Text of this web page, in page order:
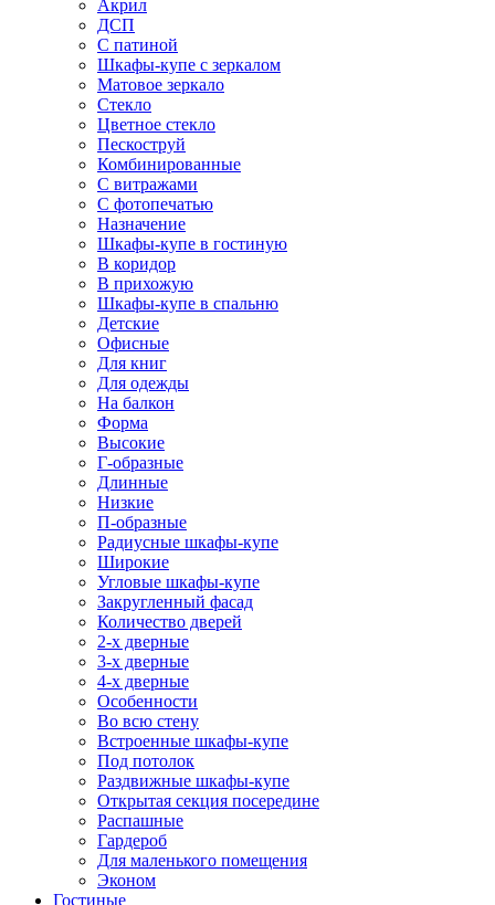
Акрил
ДСП
С патиной
Шкафы-купе с зеркалом
Матовое зеркало
Стекло
Цветное стекло
Пескоструй
Комбинированные
С витражами
С фотопечатью
Назначение
Шкафы-купе в гостиную
В коридор
В прихожую
Шкафы-купе в спальню
Детские
Офисные
Для книг
Для одежды
На балкон
Форма
Высокие
Г-образные
Длинные
Низкие
П-образные
Радиусные шкафы-купе
Широкие
Угловые шкафы-купе
Закругленный фасад
Количество дверей
2-х дверные
3-х дверные
4-х дверные
Особенности
Во всю стену
Встроенные шкафы-купе
Под потолок
Раздвижные шкафы-купе
Открытая секция посередине
Распашные
Гардероб
Для маленького помещения
Эконом
Гостиные